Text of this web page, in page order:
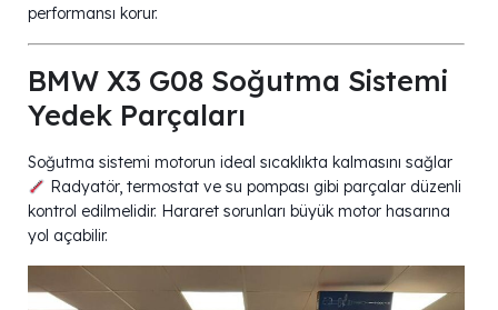
performansı korur.
BMW X3 G08 Soğutma Sistemi
Yedek Parçaları
Soğutma sistemi motorun ideal sıcaklıkta kalmasını sağlar
Radyatör, termostat ve su pompası gibi parçalar düzenli
kontrol edilmelidir. Hararet sorunları büyük motor hasarına
yol açabilir.